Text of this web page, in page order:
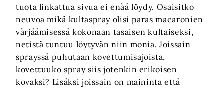
tuota linkattua sivua ei enää löydy. Osaisitko
neuvoa mikä kultaspray olisi paras macaronien
värjäämisessä kokonaan tasaisen kultaiseksi,
netistä tuntuu löytyvän niin monia. Joissain
sprayssä puhutaan kovettumisajoista,
kovettuuko spray siis jotenkin erikoisen
kovaksi? Lisäksi joissain on maininta että